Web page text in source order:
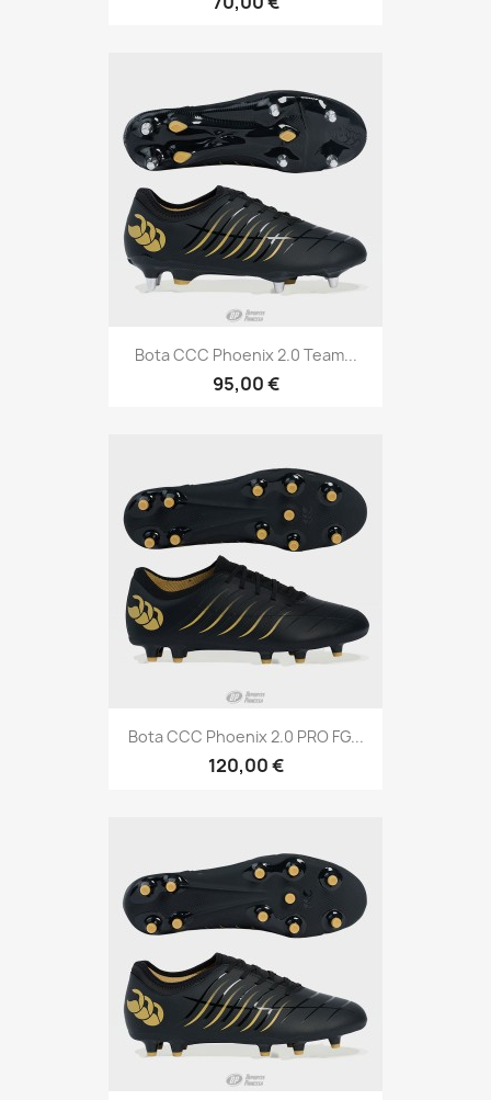
Bota CCC Phoenix 2.0 Team...
95,00 €
Bota CCC Phoenix 2.0 PRO FG...
120,00 €